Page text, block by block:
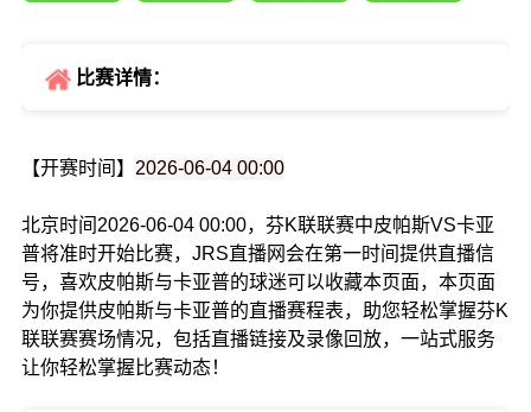
比赛详情：
【开赛时间】 2026-06-04 00:00
北京时间2026-06-04 00:00，芬K联联赛中皮帕斯VS卡亚
普将准时开始比赛，JRS直播网会在第一时间提供直播信
号，喜欢皮帕斯与卡亚普的球迷可以收藏本页面，本页面
为你提供皮帕斯与卡亚普的直播赛程表，助您轻松掌握芬K
联联赛赛场情况，包括直播链接及录像回放，一站式服务
让你轻松掌握比赛动态！